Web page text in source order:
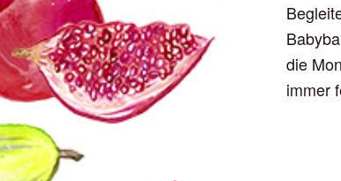
die
immer